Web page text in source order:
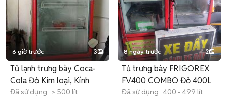
6 giờ trước 3
Tủ lạnh trưng bày Coca-
Cola Đỏ Kim loại, Kính
Đã sử dụng > 500 lít
8 ngày trước 2
Tủ trưng bày FRIGOREX
FV400 COMBO Đỏ 400L
Đã sử dụng 400 - 499 lít